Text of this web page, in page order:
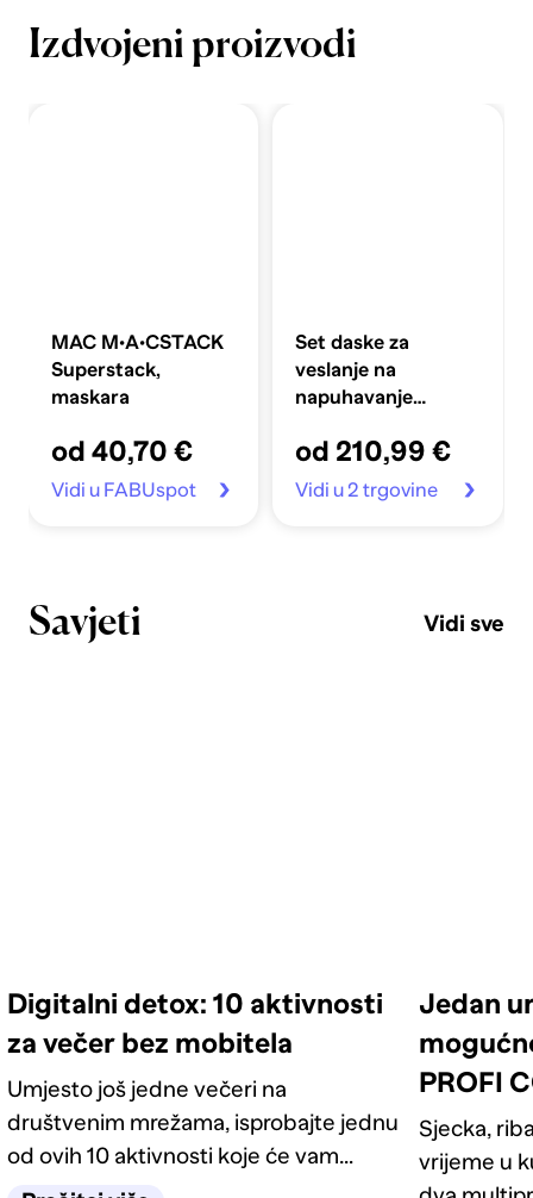
Izdvojeni proizvodi
MAC M·A·CSTACK
Superstack,
maskara
od 40,70 €
Vidi u FABUspot
Set daske za
veslanje na
napuhavanje
plavi
od 210,99 €
Vidi u 2 trgovine
Savjeti Vidi sve
Digitalni detox: 10 aktivnosti
za večer bez mobitela
Umjesto još jedne večeri na
društvenim mrežama, isprobajte jednu
od ovih 10 aktivnosti koje će vam
pomoći da se opustite, zabavite i
Jedan
PROFI
Sjecka,
vrijeme u